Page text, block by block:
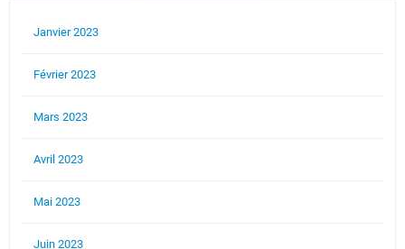
Janvier 2023
Février 2023
Mars 2023
Avril 2023
Mai 2023
Juin 2023